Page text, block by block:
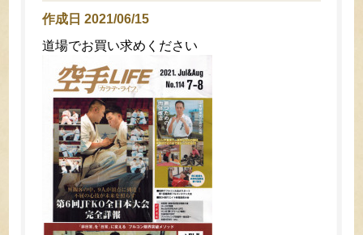
作成日 2021/06/15
道場でお買い求めください